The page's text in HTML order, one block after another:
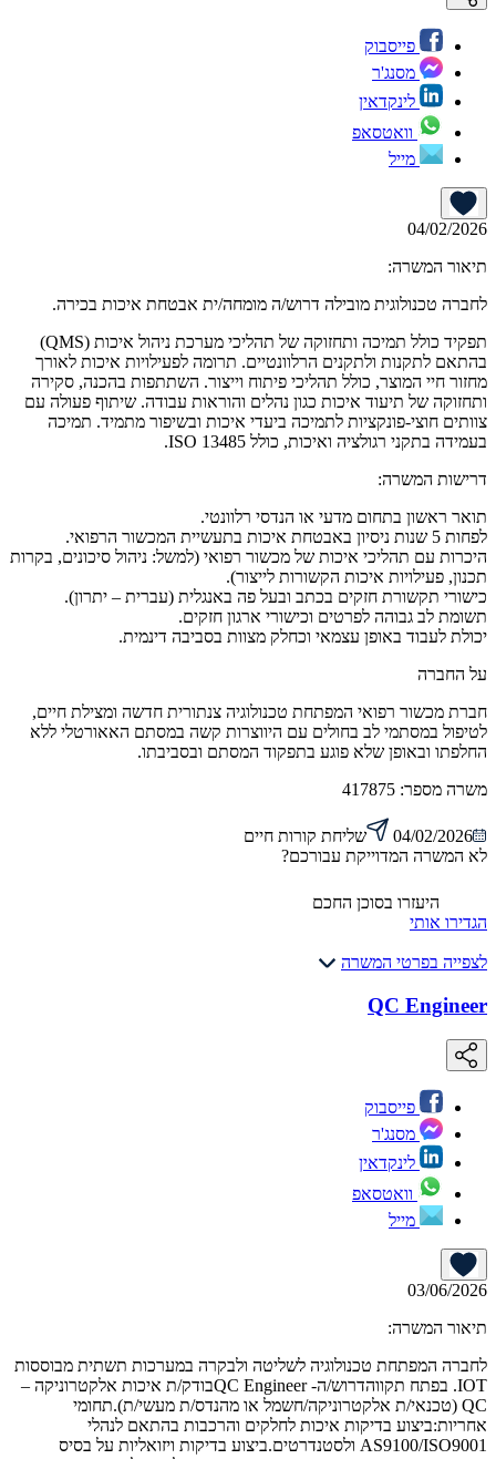
פייסבוק
מסנג'ר
לינקדאין
וואטסאפ
מייל
04/02/2026
תיאור המשרה:
לחברה טכנולוגית מובילה דרוש/ה מומחה/ית אבטחת איכות בכירה.
תפקיד כולל תמיכה ותחזוקה של תהליכי מערכת ניהול איכות (QMS)
בהתאם לתקנות ולתקנים הרלוונטיים. תרומה לפעילויות איכות לאורך
מחזור חיי המוצר, כולל תהליכי פיתוח וייצור. השתתפות בהכנה, סקירה
ותחזוקה של תיעוד איכות כגון נהלים והוראות עבודה. שיתוף פעולה עם
צוותים חוצי-פונקציות לתמיכה ביעדי איכות ובשיפור מתמיד. תמיכה
בעמידה בתקני רגולציה ואיכות, כולל ISO 13485.
דרישות המשרה:
תואר ראשון בתחום מדעי או הנדסי רלוונטי.
לפחות 5 שנות ניסיון באבטחת איכות בתעשיית המכשור הרפואי.
היכרות עם תהליכי איכות של מכשור רפואי (למשל: ניהול סיכונים, בקרות
תכנון, פעילויות איכות הקשורות לייצור).
כישורי תקשורת חזקים בכתב ובעל פה באנגלית (עברית – יתרון).
תשומת לב גבוהה לפרטים וכישורי ארגון חזקים.
יכולת לעבוד באופן עצמאי וכחלק מצוות בסביבה דינמית.
על החברה
חברת מכשור רפואי המפתחת טכנולוגיה צנתורית חדשה ומצילת חיים,
לטיפול במסתמי לב בחולים עם היווצרות קשה במסתם האאורטלי ללא
החלפתו ובאופן שלא פוגע בתפקוד המסתם ובסביבתו.
משרה מספר: 417875
04/02/2026
שליחת קורות חיים
לא המשרה המדוייקת עבורכם?
היעזרו בסוכן החכם
הגדירו אותי
לצפייה בפרטי המשרה
QC Engineer
פייסבוק
מסנג'ר
לינקדאין
וואטסאפ
מייל
03/06/2026
תיאור המשרה:
לחברה המפתחת טכנולוגיה לשליטה ולבקרה במערכות תשתית מבוססות
IOT. בפתח תקווהדרוש/ה- QC Engineerבודק/ת איכות אלקטרוניקה –
QC (טכנאי/ת אלקטרוניקה/חשמל או מהנדס/ת מעשי/ת).תחומי
אחריות:ביצוע בדיקות איכות לחלקים והרכבות בהתאם לנהלי
AS9100/ISO9001 ולסטנדרטים.ביצוע בדיקות ויזואליות על בסיס